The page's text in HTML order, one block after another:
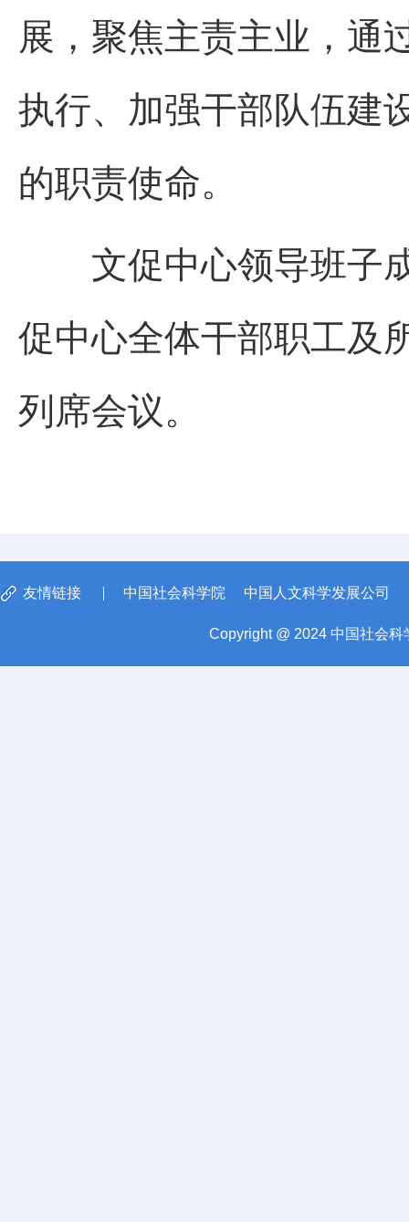
展，聚焦主责主业，通
执行、加强干部队伍建
的职责使命。
文促中心领导班子
促中心全体干部职工及
列席会议。
友情链接 中国社会科学院 中国人文科学发展公司
Copyright @ 2024 中国社会